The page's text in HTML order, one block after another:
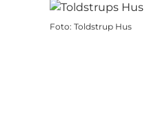
Foto: Toldstrup Hus